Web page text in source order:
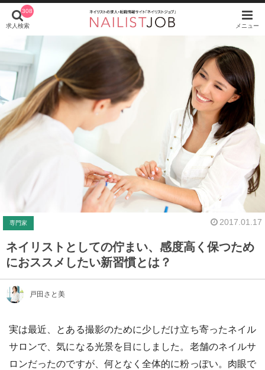
308
求人検索 メニュー
専門家 2017.01.17
ネイリストとしての佇まい、感度高く保つため
におススメしたい新習慣とは？
戸田さと美
実は最近、とある撮影のために少しだけ立ち寄ったネイル
サロンで、気になる光景を目にしました。老舗のネイルサ
ロンだったのですが、何となく全体的に粉っぽい。肉眼で